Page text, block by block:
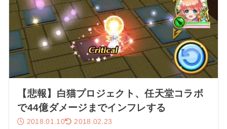
【悲報】白猫プロジェクト、任天堂コラボ
で44億ダメージまでインフレする
2018.01.10 2018.02.23